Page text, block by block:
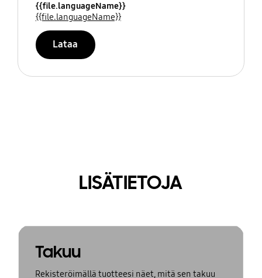
{{file.languageName}}
{{file.languageName}}
Lataa
LISÄTIETOJA
Takuu
Rekisteröimällä tuotteesi näet, mitä sen takuu